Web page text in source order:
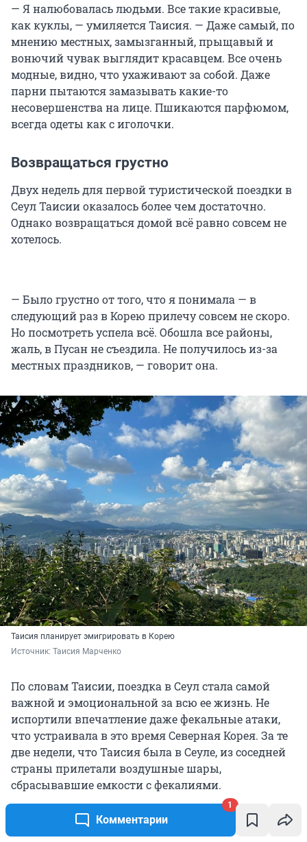
Комментарии
1
— Я налюбовалась людьми. Все такие красивые,
как куклы, — умиляется Таисия. — Даже самый, по
мнению местных, замызганный, прыщавый и
вонючий чувак выглядит красавцем. Все очень
модные, видно, что ухаживают за собой. Даже
парни пытаются замазывать какие-то
несовершенства на лице. Пшикаются парфюмом,
всегда одеты как с иголочки.
Возвращаться грустно
Двух недель для первой туристической поездки в
Сеул Таисии оказалось более чем достаточно.
Однако возвращаться домой всё равно совсем не
хотелось.
— Было грустно от того, что я понимала — в
следующий раз в Корею прилечу совсем не скоро.
Но посмотреть успела всё. Обошла все районы,
жаль, в Пусан не съездила. Не получилось из-за
местных праздников, — говорит она.
Таисия планирует эмигрировать в Корею
Источник: Таисия Марченко
По словам Таисии, поездка в Сеул стала самой
важной и эмоциональной за всю ее жизнь. Не
испортили впечатление даже фекальные атаки,
что устраивала в это время Северная Корея. За те
две недели, что Таисия была в Сеуле, из соседней
страны прилетали воздушные шары,
сбрасывавшие емкости с фекалиями.